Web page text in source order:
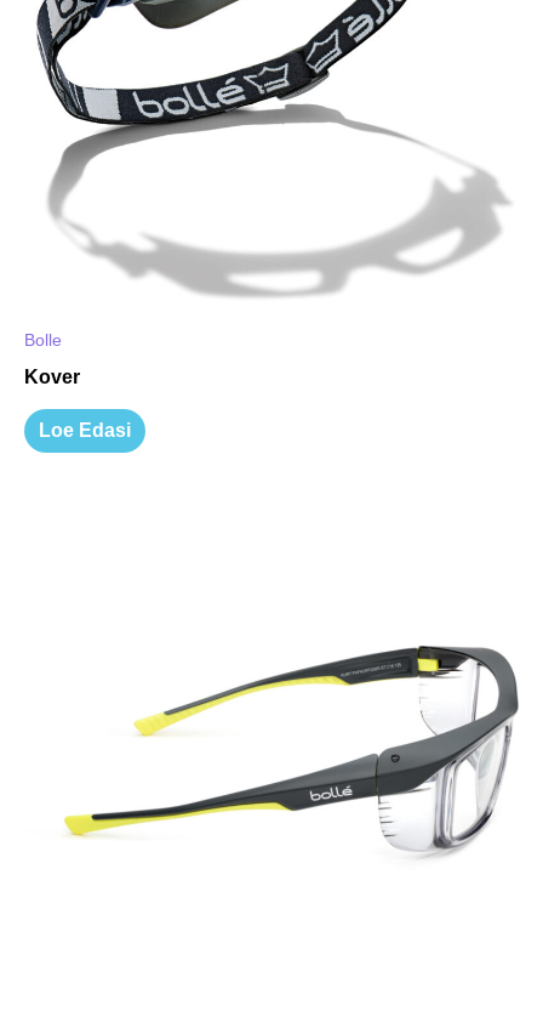
Bolle
Kover
Loe Edasi